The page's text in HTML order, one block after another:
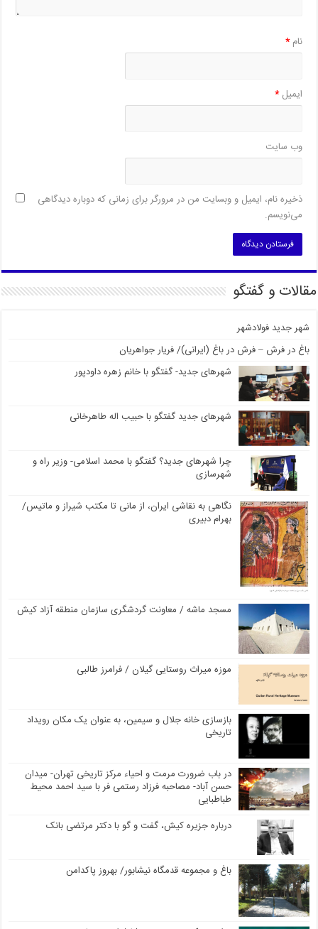
نام*
ایمیل*
وب‌ سایت
ذخیره نام، ایمیل و وبسایت من در مرورگر برای زمانی که دوباره دیدگاهی
می‌نویسم.
مقالات و گفتگو
شهر جدید فولادشهر
باغ در فرش – فرش در باغ (ایرانی)/ فریار جواهریان
شهرهای جدید- گفتگو با خانم زهره داودپور
شهرهای جدید گفتگو با حبیب اله طاهرخانی
چرا شهرهای جدید؟ گفتگو با محمد اسلامی- وزیر راه و
شهرسازی
نگاهی به نقاشی ایران، از مانی تا مکتب شیراز و ماتیس/
بهرام دبیری
مسجد ماشه / معاونت گردشگری سازمان منطقه آزاد کیش
موزه میراث روستایی گیلان / فرامرز طالبی
بازسازی خانه جلال و سیمین، به عنوان یک مکان رویداد
تاریخی
در باب ضرورت مرمت و احیاء مرکز تاریخی تهران- میدان
حسن آباد- مصاحبه فرزاد رستمی فر با سید احمد محیط
طباطبایی
درباره جزیره کیش، گفت و گو با دکتر مرتضی بانک
باغ و مجموعه قدمگاه نیشابور/ بهروز پاکدامن